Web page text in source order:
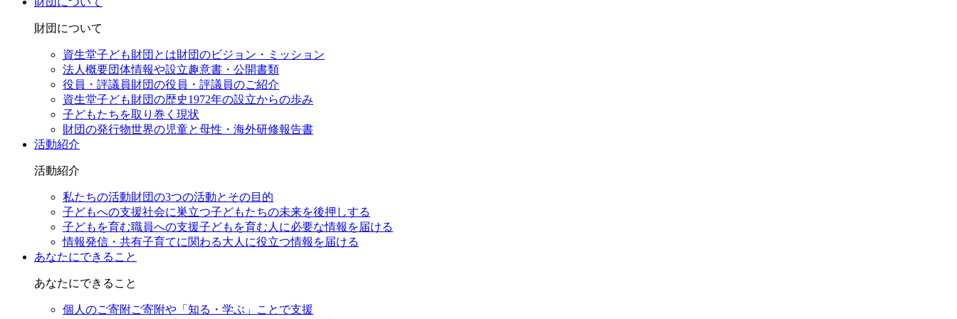
財団について
資生堂子ども財団とは財団のビジョン・ミッション
法人概要団体情報や設立趣意書・公開書類
役員・評議員財団の役員・評議員のご紹介
資生堂子ども財団の歴史1972年の設立からの歩み
子どもたちを取り巻く現状
財団の発行物世界の児童と母性・海外研修報告書
活動紹介
活動紹介
私たちの活動財団の3つの活動とその目的
子どもへの支援社会に巣立つ子どもたちの未来を後押しする
子どもを育む職員への支援子どもを育む人に必要な情報を届ける
情報発信・共有子育てに関わる大人に役立つ情報を届ける
あなたにできること
あなたにできること
個人のご寄附ご寄附や「知る・学ぶ」ことで支援